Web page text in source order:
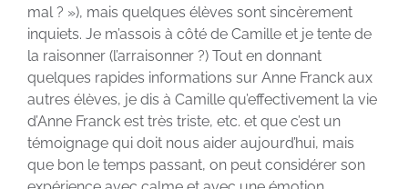
mal ? »), mais quelques élèves sont sincèrement
inquiets. Je m’assois à côté de Camille et je tente de
la raisonner (l’arraisonner ?) Tout en donnant
quelques rapides informations sur Anne Franck aux
autres élèves, je dis à Camille qu’effectivement la vie
d’Anne Franck est très triste, etc. et que c’est un
témoignage qui doit nous aider aujourd’hui, mais
que bon le temps passant, on peut considérer son